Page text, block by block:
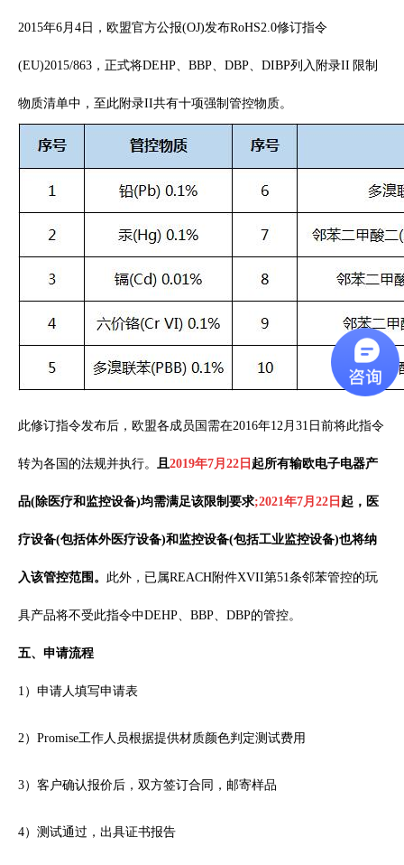
2015年6月4日，欧盟官方公报(OJ)发布RoHS2.0修订指令
(EU)2015/863，正式将DEHP、BBP、DBP、DIBP列入附录II 限制
物质清单中，至此附录II共有十项强制管控物质。
此修订指令发布后，欧盟各成员国需在2016年12月31日前将此指令
转为各国的法规并执行。 且2019年7月22日 起所有输欧电子电器产
品(除医疗和监控设备)均需满足该限制要求;2021年7月22日 起，医
疗设备(包括体外医疗设备)和监控设备(包括工业监控设备)也将纳
入该管控范围。 此外，已属REACH附件XVII第51条邻苯管控的玩
具产品将不受此指令中DEHP、BBP、DBP的管控。
五、申请流程
1）申请人填写申请表
2）Promise工作人员根据提供材质颜色判定测试费用
3）客户确认报价后，双方签订合同，邮寄样品
4）测试通过，出具证书报告